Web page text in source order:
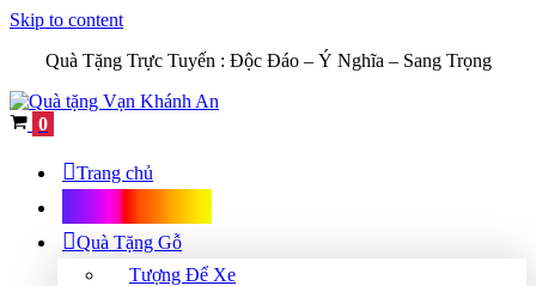
Skip to content
Quà Tặng Trực Tuyến : Độc Đáo – Ý Nghĩa – Sang Trọng
Cart
0
Trang chủ
Quà Tặng Gỗ
Tượng Để Xe